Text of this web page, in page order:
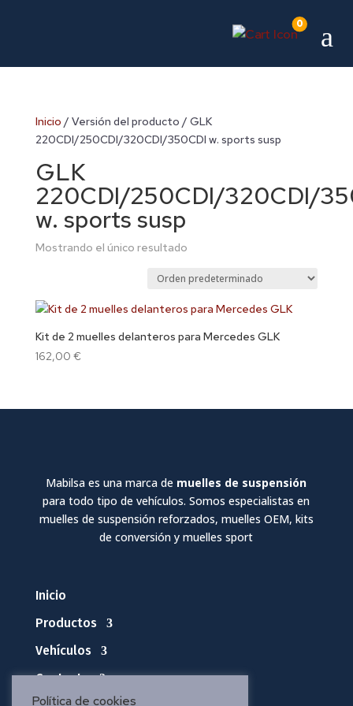
0 a
Inicio / Versión del producto / GLK
220CDI/250CDI/320CDI/350CDI w. sports susp
GLK
220CDI/250CDI/320CDI/
w. sports susp
Mostrando el único resultado
Kit de 2 muelles delanteros para Mercedes GLK
162,00 €
Mabilsa es una marca de muelles de suspensión
para todo tipo de vehículos. Somos especialistas en
muelles de suspensión reforzados, muelles OEM, kits
de conversión y muelles sport
Inicio
Productos
Vehículos
Contacto
Política de cookies